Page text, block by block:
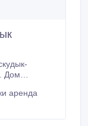
Дом
аренда